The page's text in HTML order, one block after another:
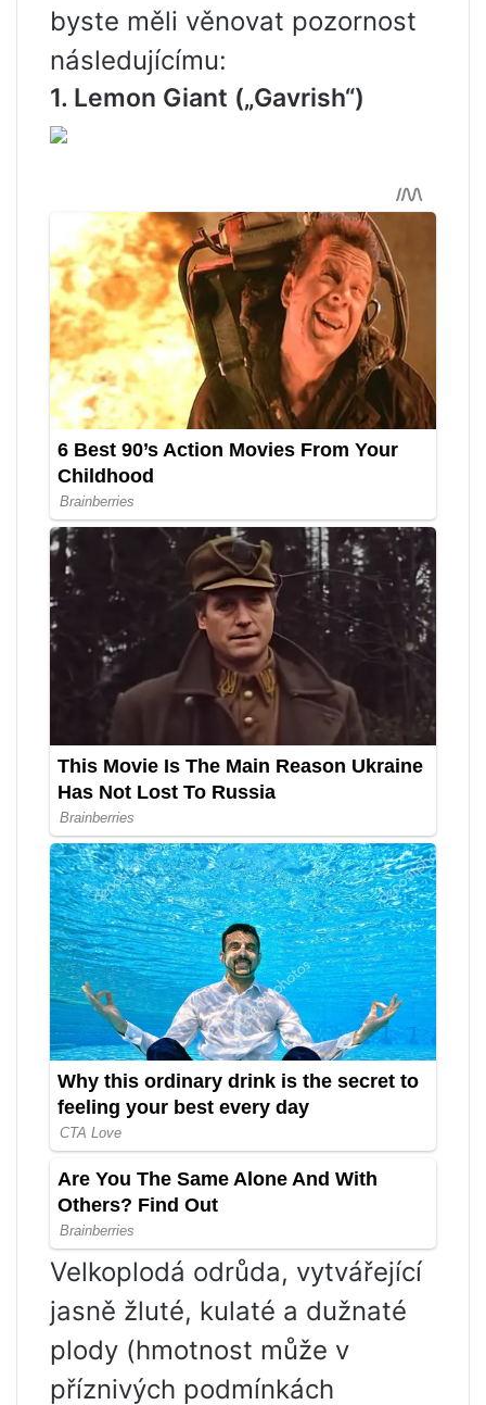
byste měli věnovat pozornost
následujícímu:
1. Lemon Giant („Gavrish“)
Velkoplodá odrůda, vytvářející
jasně žluté, kulaté a dužnaté
plody (hmotnost může v
příznivých podmínkách